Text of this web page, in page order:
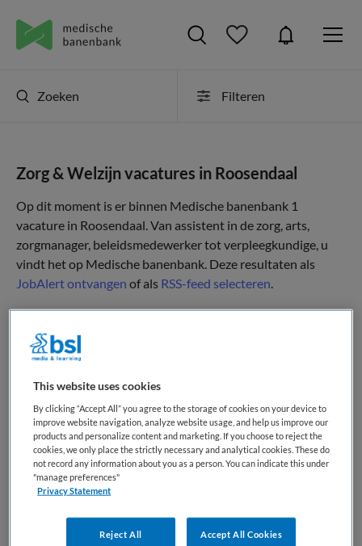
Zoeken Filteren
Zorg & Welzijn vacatures in Roosendaal
Op dit moment is er binnen Medische banenbank 1
vacature in Roosendaal. Van assistent in de zorg, arts,
zorgmanager, beleidsmedewerker tot verpleegkundige, u
vindt het op Medische banenbank. Deze resultaten als
JobAlert ontvangen of als RSS-feed selecteren.
1 vacature gevonden
Verzorgende IG | VVT
Happy Nurse,Roosendaal
This website uses cookies
By clicking “Accept All” you agree to the storage of cookies on your device to
improve website navigation, analyze website usage, and help us improve our
products and personalize content and marketing. If you choose to reject the
cookies, we only place the strictly necessary and analytical cookies. These do
not record any information about you as a person. You can indicate this under
"manage preferences"
Privacy Statement
Reject All Accept All Cookies